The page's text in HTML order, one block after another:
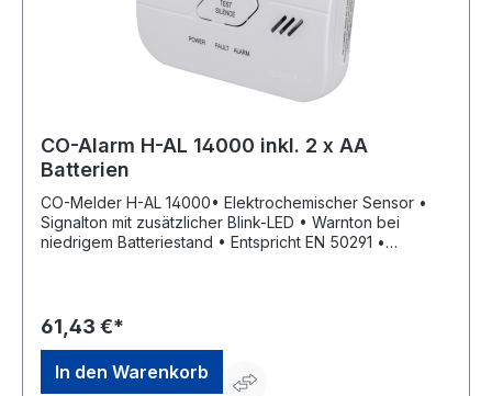
CO-Alarm H-AL 14000 inkl. 2 x AA
Batterien
CO-Melder H-AL 14000• Elektrochemischer Sensor •
Signalton mit zusätzlicher Blink-LED • Warnton bei
niedrigem Batteriestand • Entspricht EN 50291 •
Befestigungsmaterial und 2 Mignon-Batterien
AA.Hersteller: as-Schwabe GmbH, Merkurstraße 10,
72184 Eutingen, DE, +497457948530, info@as-
schwabe.de
61,43 €*
In den Warenkorb